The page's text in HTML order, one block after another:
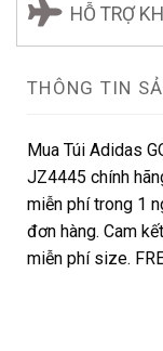
HỖ TRỢ
THÔNG TIN
Mua Túi Adidas
JZ4445 chính
miễn phí trong 1
đơn hàng. Cam
miễn phí size.